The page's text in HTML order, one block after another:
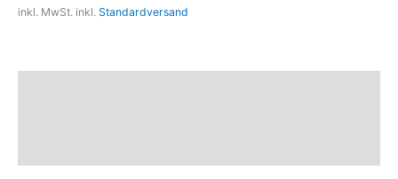
inkl. MwSt. inkl. Standardversand